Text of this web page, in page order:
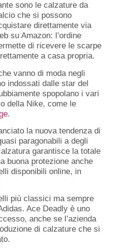
sono le calzature da
che si possono
direttamente via
su Amazon: l’ordine
di ricevere le scarpe
a casa propria.
vanno di moda negli
indossati dalle star del
spopolano i vari
della Nike, come le
.
la nuova tendenza di
paragonabili a degli
garantisce la totale
buona protezione anche
disponibili online, in
più classici ma sempre
Ace Deadly è uno
anche se l’azienda
di calzature che si